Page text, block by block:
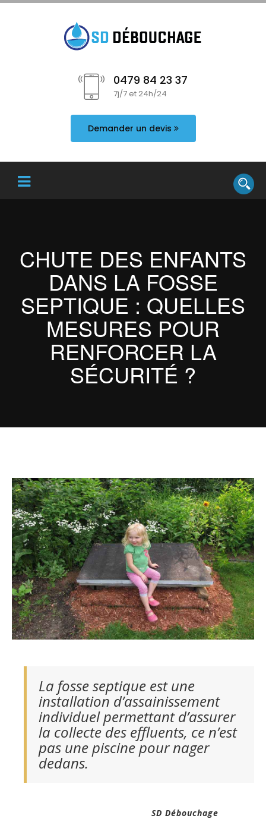
0479 84 23 37
7j/7 et 24h/24
Demander un devis
CHUTE DES ENFANTS
DANS LA FOSSE
SEPTIQUE : QUELLES
MESURES POUR
RENFORCER LA
SÉCURITÉ ?
La fosse septique est une
installation d’assainissement
individuel permettant d’assurer
la collecte des effluents, ce n’est
pas une piscine pour nager
dedans.
SD Débouchage